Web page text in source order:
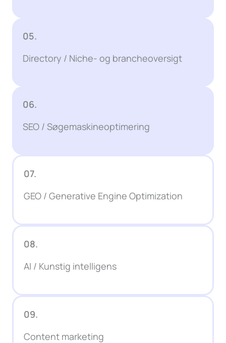
05.
Directory / Niche- og brancheoversigt
06.
SEO / Søgemaskineoptimering
07.
GEO / Generative Engine Optimization
08.
AI / Kunstig intelligens
09.
Content marketing